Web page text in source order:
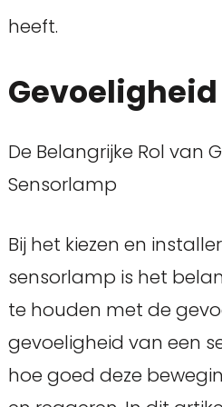
heeft.
Gevoeligheid
De Belangrijke Rol van
Sensorlamp
Bij het kiezen en
sensorlamp is het
te houden met de
gevoeligheid van een
hoe goed deze